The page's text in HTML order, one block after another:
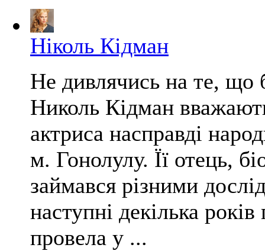
Ніколь Кідман
Не дивлячись на те, що
Николь Кідман
актриса насправді
м. Гонолулу. Її отець,
займався різними
наступні декілька
провела у ...